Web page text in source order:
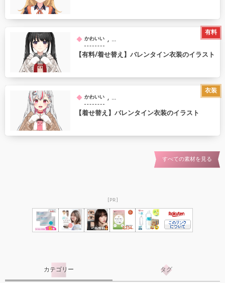
かわいい , …
【有料/着せ替え】バレンタイン衣装のイラスト
有料
かわいい , …
【着せ替え】バレンタイン衣装のイラスト
衣装
すべての素材を見る
[PR]
カテゴリー タグ